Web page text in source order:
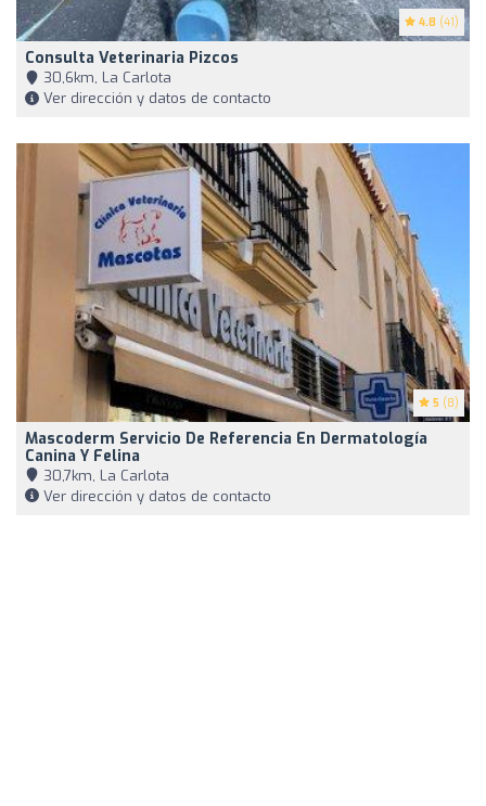
4.8 (41)
Consulta Veterinaria Pizcos
30,6km, La Carlota
Ver dirección y datos de contacto
5 (8)
Mascoderm Servicio De Referencia En Dermatología
Canina Y Felina
30,7km, La Carlota
Ver dirección y datos de contacto